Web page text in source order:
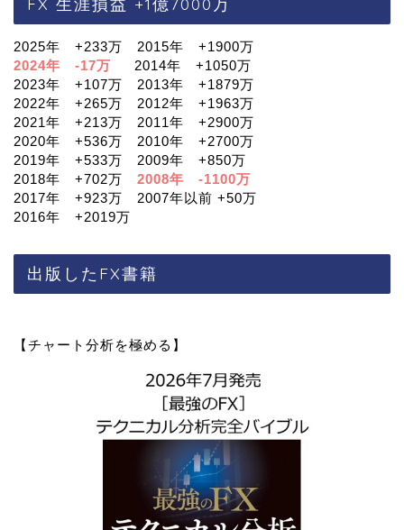
2025年 +233万 2015年 +1900万
2024年 -17万
2014年 +1050万
2023年 +107万 2013年 +1879万
2022年 +265万 2012年 +1963万
2021年 +213万 2011年 +2900万
2020年 +536万 2010年 +2700万
2019年 +533万 2009年 +850万
2018年 +702万 2008年 -1100万
2017年 +923万 2007年以前 +50万
2016年 +2019万
出版したFX書籍
【チャート分析を極める】